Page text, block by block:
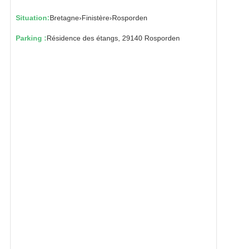
Situation:Bretagne›Finistère›Rosporden
Parking :Résidence des étangs, 29140 Rosporden